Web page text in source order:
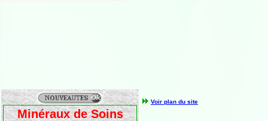
Minéraux de Soins
Voir plan du site